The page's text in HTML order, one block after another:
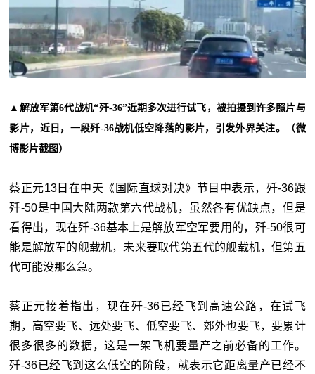
▲解放军第6代战机“歼-36”近期多次进行试飞，被拍摄到许多照片与
影片，近日，一段歼-36战机低空降落的影片，引发外界关注。（微
博影片截图）
蔡正元13日在中天《国际直球对决》节目中表示，歼-36跟
歼-50是中国大陆两款第六代战机，虽然各有优缺点，但是
看得出，现在歼-36基本上是解放军空军要用的，歼-50很可
能是解放军的舰载机，未来要取代第五代的舰载机，但第五
代可能没那么急。
蔡正元接着指出，现在歼-36已经飞到高速公路，在试飞
期，高空要飞、远处要飞、低空要飞、郊外也要飞，要累计
很多很多的数据，这是一架飞机要量产之前必备的工作。
歼-36已经飞到这么低空的阶段，就表示它距离量产已经不